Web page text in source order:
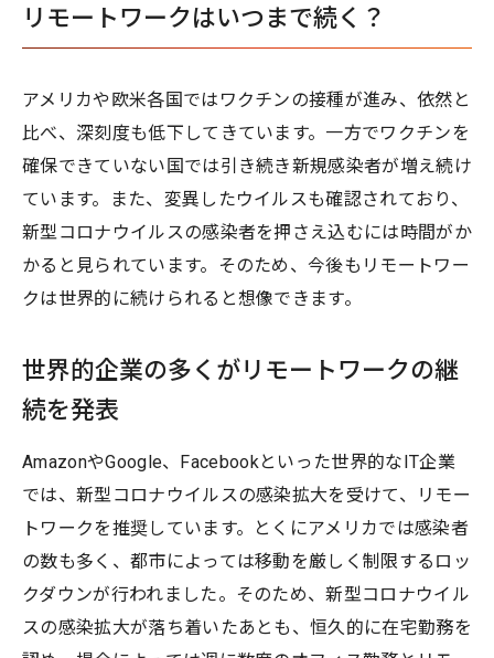
リモートワークはいつまで続く？
アメリカや欧米各国ではワクチンの接種が進み、依然と
比べ、深刻度も低下してきています。一方でワクチンを
確保できていない国では引き続き新規感染者が増え続け
ています。また、変異したウイルスも確認されており、
新型コロナウイルスの感染者を押さえ込むには時間がか
かると見られています。そのため、今後もリモートワー
クは世界的に続けられると想像できます。
世界的企業の多くがリモートワークの継
続を発表
AmazonやGoogle、Facebookといった世界的なIT企業
では、新型コロナウイルスの感染拡大を受けて、リモー
トワークを推奨しています。とくにアメリカでは感染者
の数も多く、都市によっては移動を厳しく制限するロッ
クダウンが行われました。そのため、新型コロナウイル
スの感染拡大が落ち着いたあとも、恒久的に在宅勤務を